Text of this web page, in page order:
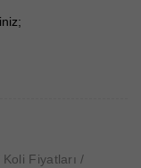
Koli Fiyatları